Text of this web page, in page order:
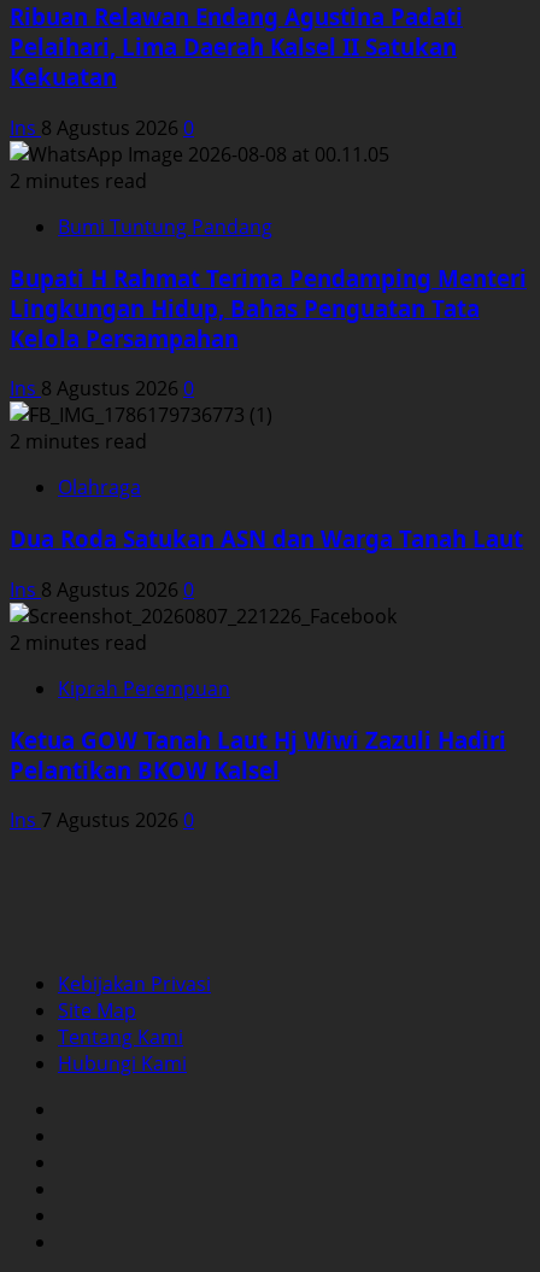
Ribuan Relawan Endang Agustina Padati
Pelaihari, Lima Daerah Kalsel II Satukan
Kekuatan
Ins 8 Agustus 2026 0
2 minutes read
Bumi Tuntung Pandang
Bupati H Rahmat Terima Pendamping Menteri
Lingkungan Hidup, Bahas Penguatan Tata
Kelola Persampahan
Ins 8 Agustus 2026 0
2 minutes read
Olahraga
Dua Roda Satukan ASN dan Warga Tanah Laut
Ins 8 Agustus 2026 0
2 minutes read
Kiprah Perempuan
Ketua GOW Tanah Laut Hj Wiwi Zazuli Hadiri
Pelantikan BKOW Kalsel
Ins 7 Agustus 2026 0
Kebijakan Privasi
Site Map
Tentang Kami
Hubungi Kami